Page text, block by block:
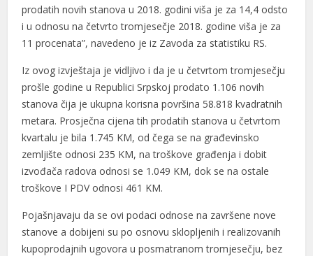
prodatih novih stanova u 2018. godini viša je za 14,4 odsto
i u odnosu na četvrto tromjesečje 2018. godine viša je za
11 procenata”, navedeno je iz Zavoda za statistiku RS.
Iz ovog izvještaja je vidljivo i da je u četvrtom tromjesečju
prošle godine u Republici Srpskoj prodato 1.106 novih
stanova čija je ukupna korisna površina 58.818 kvadratnih
metara. Prosječna cijena tih prodatih stanova u četvrtom
kvartalu je bila 1.745 KM, od čega se na građevinsko
zemljište odnosi 235 KM, na troškove građenja i dobit
izvođača radova odnosi se 1.049 KM, dok se na ostale
troškove I PDV odnosi 461 KM.
Pojašnjavaju da se ovi podaci odnose na završene nove
stanove a dobijeni su po osnovu sklopljenih i realizovanih
kupoprodajnih ugovora u posmatranom tromjesečju, bez